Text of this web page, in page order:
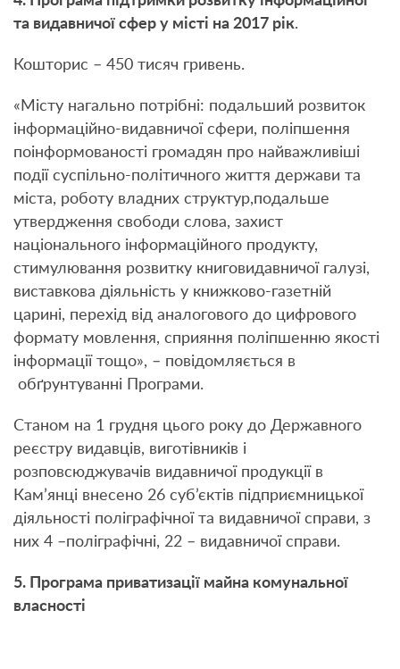
та видавничої сфер у місті на 2017 рік.
Кошторис – 450 тисяч гривень.
«Місту нагально потрібні: подальший розвиток
інформаційно-видавничої сфери, поліпшення
поінформованості громадян про найважливіші
події суспільно-політичного життя держави та
міста, роботу владних структур,подальше
утвердження свободи слова, захист
національного інформаційного продукту,
стимулювання розвитку книговидавничої галузі,
виставкова діяльність у книжково-газетній
царині, перехід від аналогового до цифрового
формату мовлення, сприяння поліпшенню якості
інформації тощо», – повідомляється в
обґрунтуванні Програми.
Станом на 1 грудня цього року до Державного
реєстру видавців, виготівників і
розповсюджувачів видавничої продукції в
Кам’янці внесено 26 суб’єктів підприємницької
діяльності поліграфічної та видавничої справи, з
них 4 –поліграфічні, 22 – видавничої справи.
5. Програма приватизації майна комунальної
власності